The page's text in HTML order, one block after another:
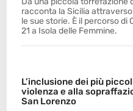
racconta la Sicilia
le sue storie. È il percorso di
21 a Isola delle Femmine.
L’inclusione dei più
violenza e alla
San Lorenzo